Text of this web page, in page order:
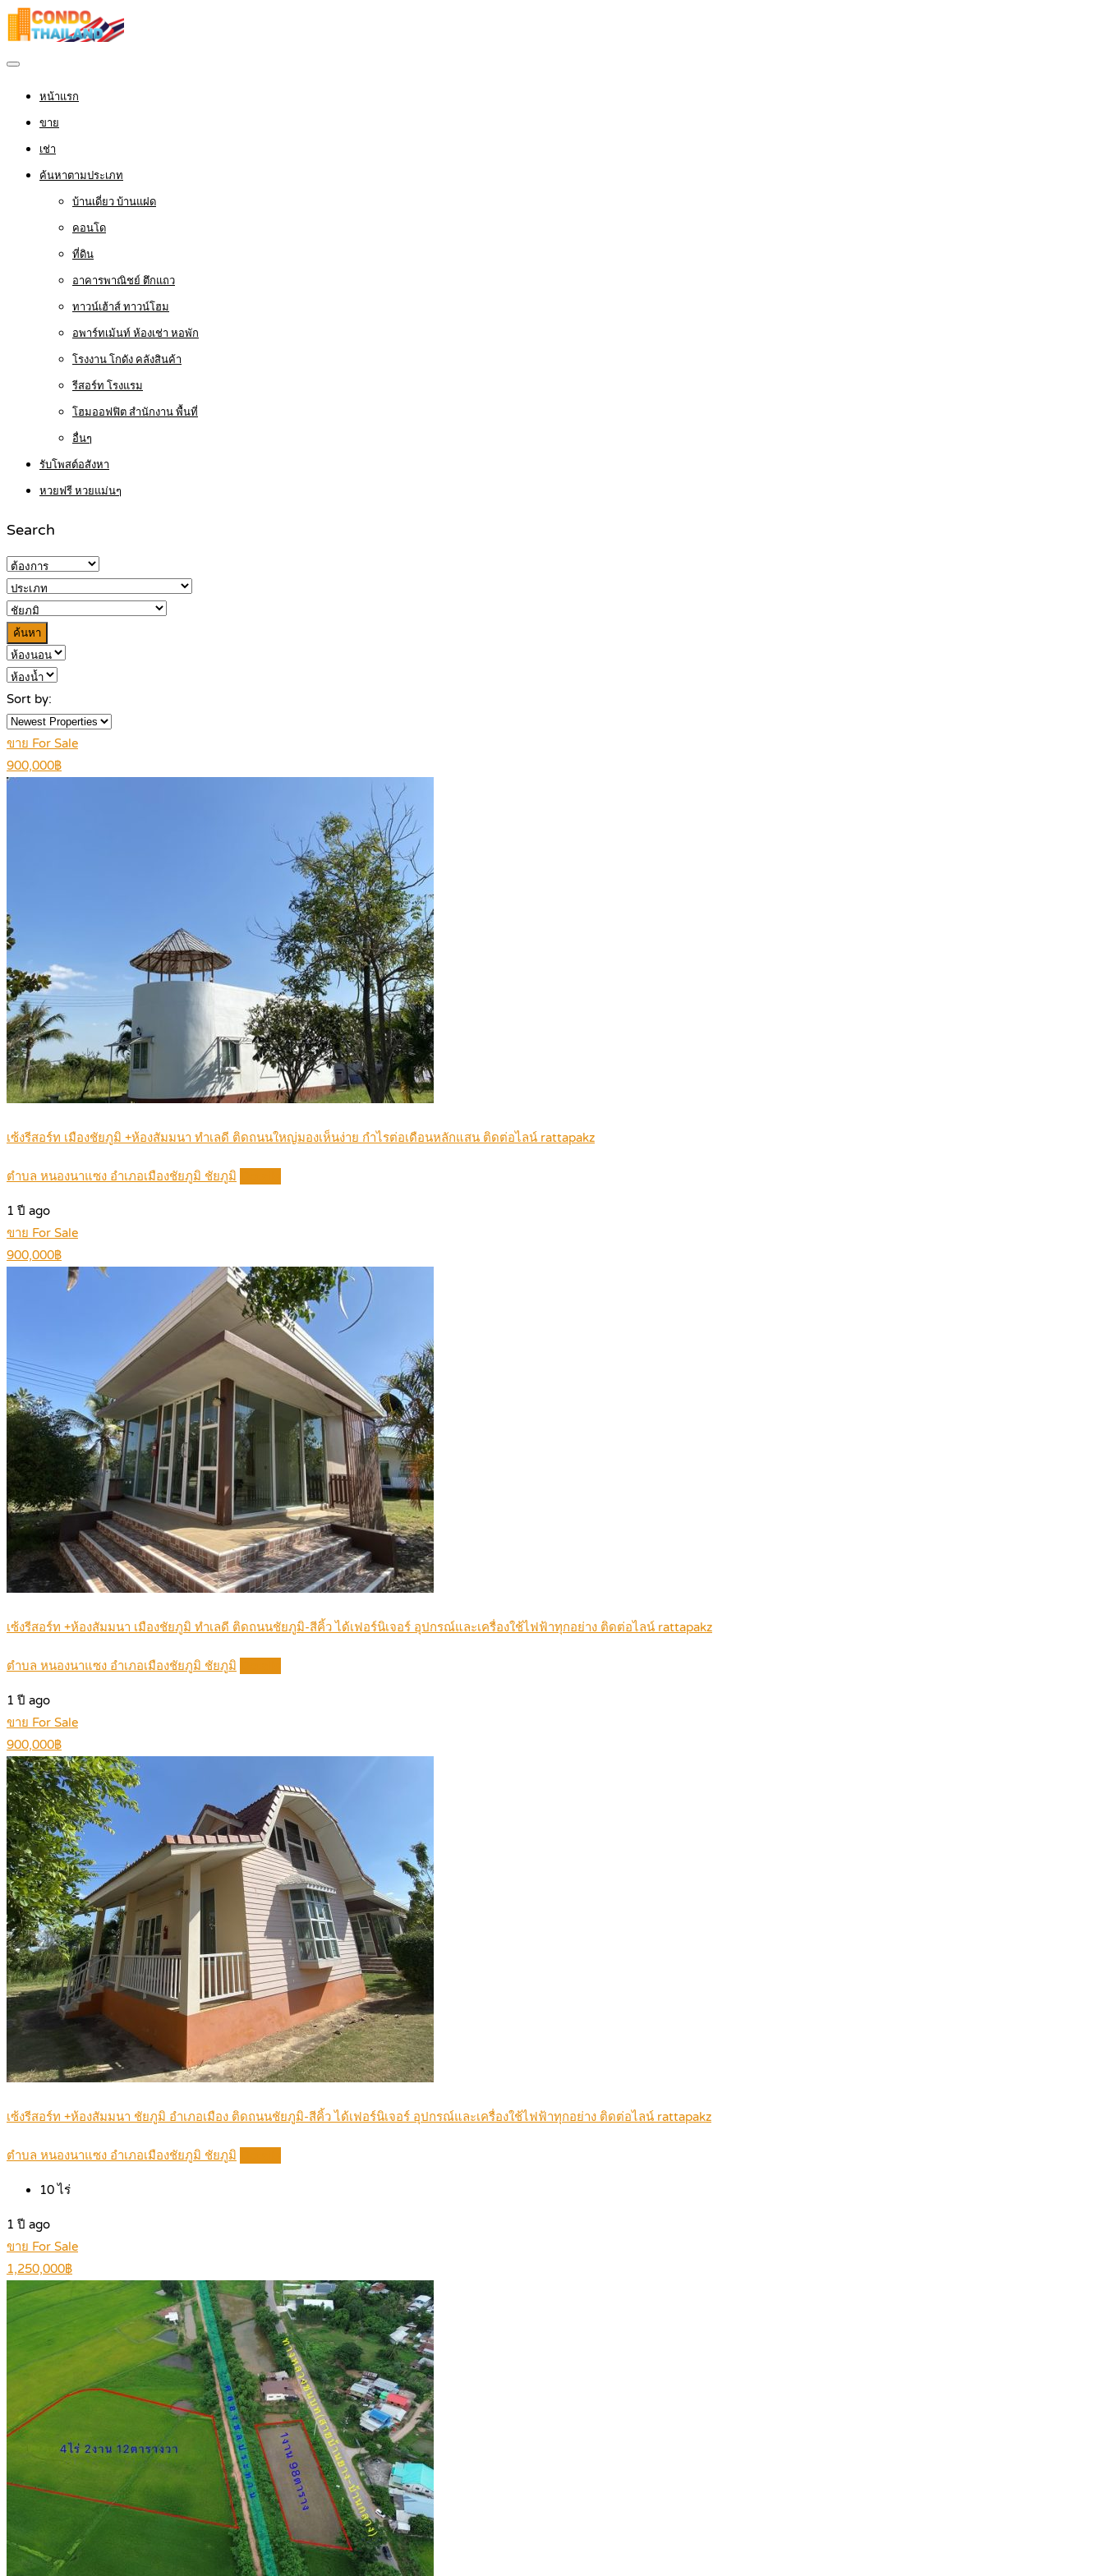
หน้าแรก
ขาย
เช่า
ค้นหาตามประเภท
บ้านเดี่ยว บ้านแฝด
คอนโด
ที่ดิน
อาคารพาณิชย์ ตึกแถว
ทาวน์เฮ้าส์ ทาวน์โฮม
อพาร์ทเม้นท์ ห้องเช่า หอพัก
โรงงาน โกดัง คลังสินค้า
รีสอร์ท โรงแรม
โฮมออฟฟิต สำนักงาน พื้นที่
อื่นๆ
รับโพสต์อสังหา
หวยฟรี หวยแม่นๆ
Search
ค้นหา
Sort by:
ขาย For Sale
900,000฿
เซ้งรีสอร์ท เมืองชัยภูมิ +ห้องสัมมนา ทำเลดี ติดถนนใหญ่มองเห็นง่าย กำไรต่อเดือนหลักแสน ติดต่อไลน์ rattapakz
ตำบล หนองนาแซง อำเภอเมืองชัยภูมิ ชัยภูมิ
1 ปี ago
ขาย For Sale
900,000฿
เซ้งรีสอร์ท +ห้องสัมมนา เมืองชัยภูมิ ทำเลดี ติดถนนชัยภูมิ-สีคิ้ว ได้เฟอร์นิเจอร์ อุปกรณ์และเครื่องใช้ไฟฟ้าทุกอย่าง ติดต่อไลน์ rattapakz
ตำบล หนองนาแซง อำเภอเมืองชัยภูมิ ชัยภูมิ
1 ปี ago
ขาย For Sale
900,000฿
เซ้งรีสอร์ท +ห้องสัมมนา ชัยภูมิ อำเภอเมือง ติดถนนชัยภูมิ-สีคิ้ว ได้เฟอร์นิเจอร์ อุปกรณ์และเครื่องใช้ไฟฟ้าทุกอย่าง ติดต่อไลน์ rattapakz
ตำบล หนองนาแซง อำเภอเมืองชัยภูมิ ชัยภูมิ
10ไร่
1 ปี ago
ขาย For Sale
1,250,000฿